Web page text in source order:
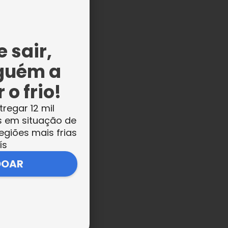
sair,
a
o frio!
12 mil
em situação de
mais frias